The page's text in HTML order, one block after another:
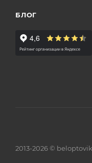
БЛОГ
2013-2026 ©